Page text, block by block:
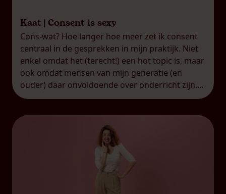
Kaat | Consent is sexy
Cons-wat? Hoe langer hoe meer zet ik consent
centraal in de gesprekken in mijn praktijk. Niet
enkel omdat het (terecht!) een hot topic is, maar
ook omdat mensen van mijn generatie (en
ouder) daar onvoldoende over onderricht zijn.
Veel van mijn leeftijdsgenoten weten niet echt